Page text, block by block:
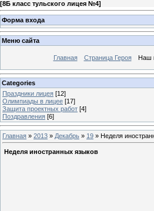
[8Б класс тульского лицея №4]
Форма входа
Меню сайта
Главная Страница Героя Наш
Categories
Праздники лицея [12]
Олимпиады в лицее [17]
Защита проектных работ [4]
Поздравления [6]
Главная » 2013 » Декабрь » 19 » Неделя
Неделя иностранных языков